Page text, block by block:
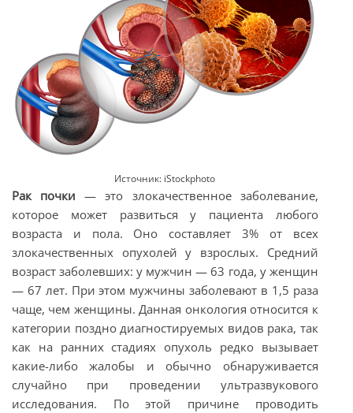
Источник: iStockphoto
Рак почки — это злокачественное заболевание,
которое может развиться у пациента любого
возраста и пола. Оно составляет 3% от всех
злокачественных опухолей у взрослых. Средний
возраст заболевших: у мужчин — 63 года, у женщин
— 67 лет. При этом мужчины заболевают в 1,5 раза
чаще, чем женщины. Данная онкология относится к
категории поздно диагностируемых видов рака, так
как на ранних стадиях опухоль редко вызывает
какие-либо жалобы и обычно обнаруживается
случайно при проведении ультразвукового
исследования. По этой причине проводить